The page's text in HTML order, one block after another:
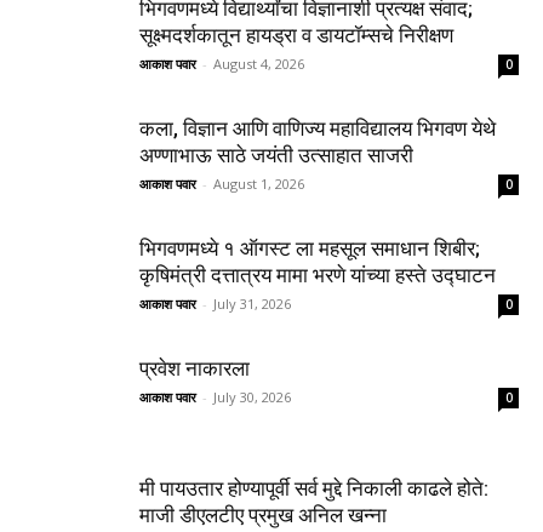
भिगवणमध्ये विद्यार्थ्यांचा विज्ञानाशी प्रत्यक्ष संवाद;
सूक्ष्मदर्शकातून हायड्रा व डायटॉम्सचे निरीक्षण
आकाश पवार - August 4, 2026 0
कला, विज्ञान आणि वाणिज्य महाविद्यालय भिगवण येथे
अण्णाभाऊ साठे जयंती उत्साहात साजरी
आकाश पवार - August 1, 2026 0
भिगवणमध्ये १ ऑगस्ट ला महसूल समाधान शिबीर;
कृषिमंत्री दत्तात्रय मामा भरणे यांच्या हस्ते उद्घाटन
आकाश पवार - July 31, 2026 0
प्रवेश नाकारला
आकाश पवार - July 30, 2026 0
मी पायउतार होण्यापूर्वी सर्व मुद्दे निकाली काढले होते:
माजी डीएलटीए प्रमुख अनिल खन्ना